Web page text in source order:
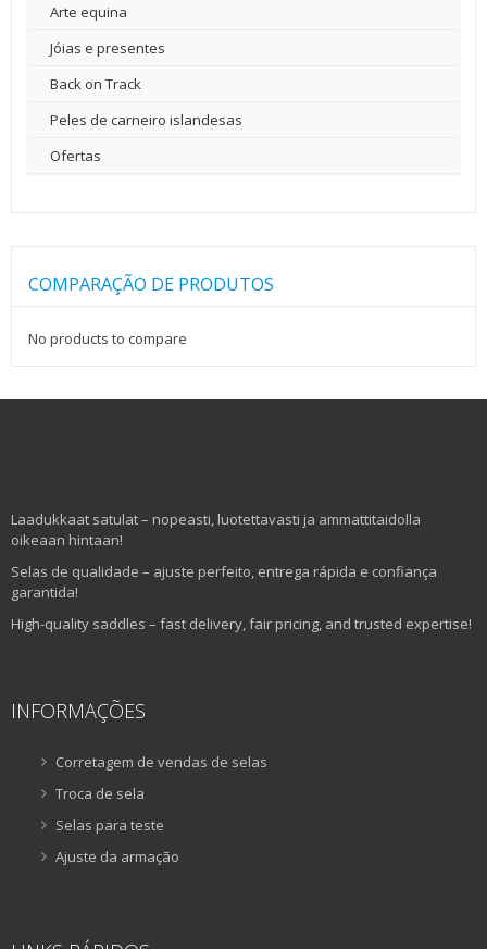
Arte equina
Jóias e presentes
Back on Track
Peles de carneiro islandesas
Ofertas
COMPARAÇÃO DE PRODUTOS
No products to compare
Laadukkaat satulat – nopeasti, luotettavasti ja ammattitaidolla
oikeaan hintaan!
Selas de qualidade – ajuste perfeito, entrega rápida e confiança
garantida!
High-quality saddles – fast delivery, fair pricing, and trusted expertise!
INFORMAÇÕES
Corretagem de vendas de selas
Troca de sela
Selas para teste
Ajuste da armação